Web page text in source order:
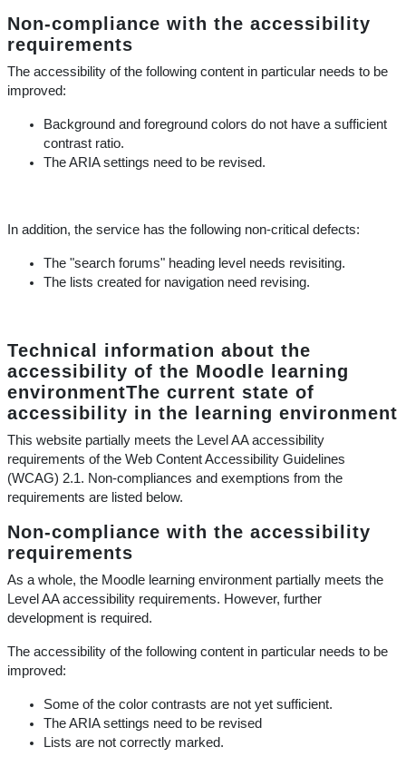
Non-compliance with the accessibility
requirements
The accessibility of the following content in particular needs to be
improved:
Background and foreground colors do not have a sufficient
contrast ratio.
The ARIA settings need to be revised.
In addition, the service has the following non-critical defects:
The "search forums" heading level needs revisiting.
The lists created for navigation need revising.
Technical information about the
accessibility of the Moodle learning
environmentThe current state of
accessibility in the learning environment
This website partially meets the Level AA accessibility
requirements of the Web Content Accessibility Guidelines
(WCAG) 2.1. Non-compliances and exemptions from the
requirements are listed below.
Non-compliance with the accessibility
requirements
As a whole, the Moodle learning environment partially meets the
Level AA accessibility requirements. However, further
development is required.
The accessibility of the following content in particular needs to be
improved:
Some of the color contrasts are not yet sufficient.
The ARIA settings need to be revised
Lists are not correctly marked.